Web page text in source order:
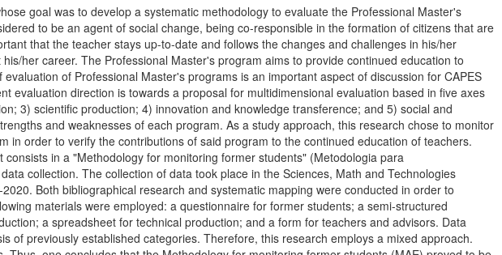
goal was to develop a systematic methodology to evaluate the Professional Master's
to be an agent of social change, being co-responsible in the formation of citizens that are
that the teacher stays up-to-date and follows the changes and challenges in his/her
her career. The Professional Master's program aims to provide continued education to
of Professional Master's programs is an important aspect of discussion for CAPES
evaluation direction is towards a proposal for multidimensional evaluation based in five axes
3) scientific production; 4) innovation and knowledge transference; and 5) social and
and weaknesses of each program. As a study approach, this research chose to monitor
order to verify the contributions of said program to the continued education of teachers.
in a "Methodology for monitoring former students" (Metodologia para
collection. The collection of data took place in the Sciences, Math and Technologies
Both bibliographical research and systematic mapping were conducted in order to
materials were employed: a questionnaire for former students; a semi-structured
a spreadsheet for technical production; and a form for teachers and advisors. Data
of previously established categories. Therefore, this research employs a mixed approach.